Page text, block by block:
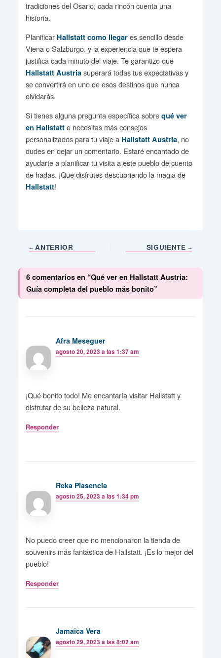
tradiciones del Osario, cada rincón cuenta una
historia.
Planificar Hallstatt como llegares sencillo desde
Viena o Salzburgo, y la experiencia que te espera
justifica cada minuto del viaje. Te garantizo que
Hallstatt Austriasuperará todas tus expectativas y
se convertirá en uno de esos destinos que nunca
olvidarás.
Si tienes alguna pregunta específica sobre qué ver
en Hallstatto necesitas más consejos
personalizados para tu viaje a Hallstatt Austria, no
dudes en dejar un comentario. Estaré encantado de
ayudarte a planificar tu visita a este pueblo de cuento
de hadas. ¡Que disfrutes descubriendo la magia de
Hallstatt!
ANTERIOR SIGUIENTE
6 comentarios en “Qué ver en Hallstatt Austria:
Guía completa del pueblo más bonito”
Afra Meseguer
agosto 20, 2023 a las 1:37 am
¡Qué bonito todo! Me encantaría visitar Hallstatt y
disfrutar de su belleza natural.
Responder
Reka Plasencia
agosto 25, 2023 a las 1:34 pm
No puedo creer que no mencionaron la tienda de
souvenirs más fantástica de Hallstatt. ¡Es lo mejor del
pueblo!
Responder
Jamaica Vera
agosto 29, 2023 a las 8:02 am